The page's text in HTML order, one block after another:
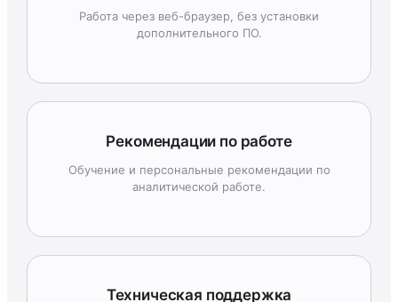
Работа через веб-браузер, без установки
дополнительного ПО.
Рекомендации по работе
Обучение и персональные рекомендации по
аналитической работе.
Техническая поддержка